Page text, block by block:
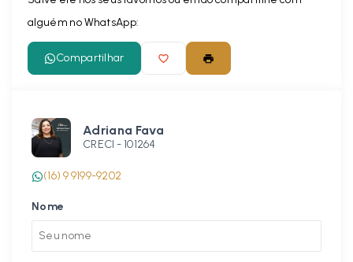
alguém no WhatsApp:
Compartilhar
Adriana Fava
CRECI - 101264
(16) 9 9199-9202
Nome